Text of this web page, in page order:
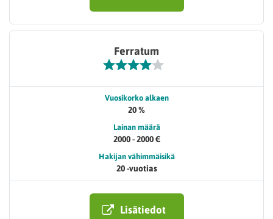
Ferratum
Vuosikorko alkaen
20 %
Lainan määrä
2000 - 2000 €
Hakijan vähimmäisikä
20 -vuotias
Lisätiedot